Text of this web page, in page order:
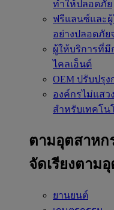
ทำให้ปลอดภัย
ฟรีแลนซ์และ
อย่างปลอดภัย
ผู้ให้บริการที่มี
ไคลเอ็นต์
OEM ปรับปรุง
องค์กรไม่แสว
สำหรับเทคโน
ตามอุตสาหก
จัดเรียงตาม
ยานยนต์